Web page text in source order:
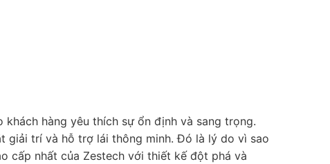
hàng yêu thích sự ổn định và sang trọng.
giải trí và hỗ trợ lái thông minh. Đó là lý do vì sao
cấp nhất của Zestech với thiết kế đột phá và